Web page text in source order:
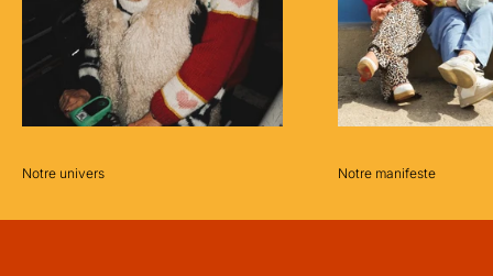
Notre univers Notre manifeste
d'u